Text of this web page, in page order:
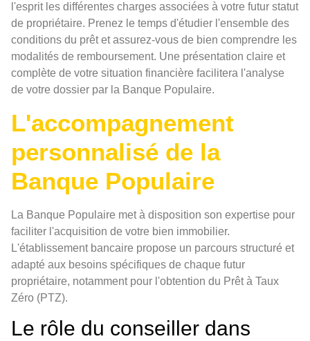
l'esprit les différentes charges associées à votre futur statut
de propriétaire. Prenez le temps d'étudier l'ensemble des
conditions du prêt et assurez-vous de bien comprendre les
modalités de remboursement. Une présentation claire et
complète de votre situation financière facilitera l'analyse
de votre dossier par la Banque Populaire.
L'accompagnement
personnalisé de la
Banque Populaire
La Banque Populaire met à disposition son expertise pour
faciliter l'acquisition de votre bien immobilier.
L'établissement bancaire propose un parcours structuré et
adapté aux besoins spécifiques de chaque futur
propriétaire, notamment pour l'obtention du Prêt à Taux
Zéro (PTZ).
Le rôle du conseiller dans